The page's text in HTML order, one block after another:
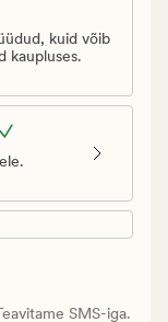
kuid võib
kaupluses.
SMS-iga.